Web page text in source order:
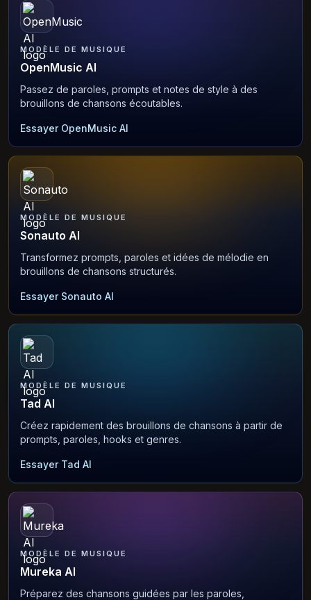
MODÈLE DE MUSIQUE
OpenMusic AI
Passez de paroles, prompts et notes de style à des
brouillons de chansons écoutables.
Essayer OpenMusic AI
MODÈLE DE MUSIQUE
Sonauto AI
Transformez prompts, paroles et idées de mélodie en
brouillons de chansons structurés.
Essayer Sonauto AI
MODÈLE DE MUSIQUE
Tad AI
Créez rapidement des brouillons de chansons à partir de
prompts, paroles, hooks et genres.
Essayer Tad AI
MODÈLE DE MUSIQUE
Mureka AI
Préparez des chansons guidées par les paroles,